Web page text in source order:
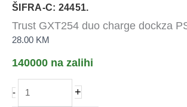
ŠIFRA-C: 24451.
Trust GXT254 duo charge dockza
28.00 KM
140000 na zalihi
-
GXT254
+